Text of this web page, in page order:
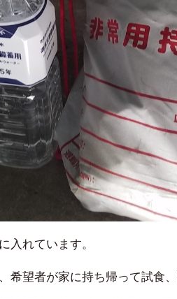
入れています。
希望者が家に持ち帰って試食、